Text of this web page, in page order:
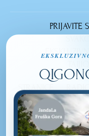
PRIJAVITE
STRANICE
NASLOVNA
O NAMA